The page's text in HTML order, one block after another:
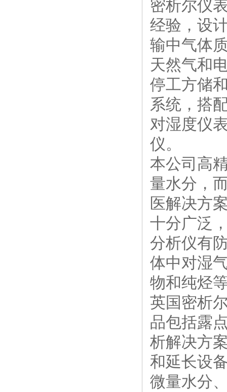
密析尔仪
经验，设
输中气体
天然气和
停工方储
系统，搭
对湿度仪
仪。
本公司高
量水分，
医解决方
十分广泛
分析仪有
体中对湿
物和纯烃
英国密析
品包括露
析解决方
和延长设
微量水分